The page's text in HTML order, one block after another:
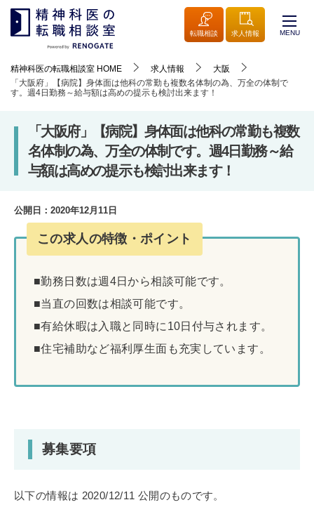
転職相談 求人情報 MENU
精神科医の転職相談室 HOME 求人情報
大阪
「大阪府」【病院】身体面は他科の常勤も複数名体制の為、万全の体制で
す。週4日勤務～給与額は高めの提示も検討出来ます！
「大阪府」【病院】身体面は他科の常勤も複数
名体制の為、万全の体制です。週4日勤務～給
与額は高めの提示も検討出来ます！
公開日： 2020年12月11日
この求人の特徴・ポイント
■勤務日数は週4日から相談可能です。
■当直の回数は相談可能です。
■有給休暇は入職と同時に10日付与されます。
■住宅補助など福利厚生面も充実しています。
募集要項
以下の情報は 2020/12/11 公開のものです。